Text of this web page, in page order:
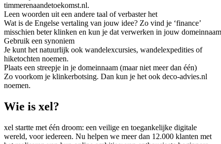
timmerenaandetoekomst.nl.
Leen woorden uit een andere taal of verbaster het
Wat is de Engelse vertaling van jouw idee? Zo vind je ‘finance’
misschien beter klinken en kun je dat verwerken in jouw
Gebruik een synoniem
Je kunt het natuurlijk ook wandelexcursies, wandelexpedities of
hiketochten noemen.
Plaats een streepje in je domeinnaam (maar niet meer dan één)
Zo voorkom je klinkerbotsing. Dan kun je het ook deco-advies.nl
noemen.
Wie is xel?
xel startte met één droom: een veilige en toegankelijke digitale
wereld, voor iedereen. Nu helpen we meer dan 12.000 klanten met